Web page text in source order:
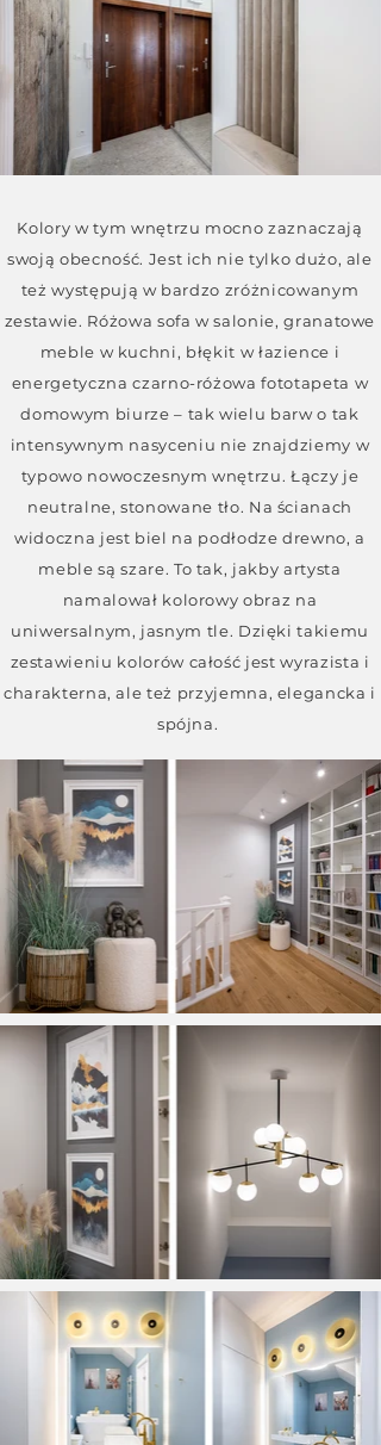
Kolory w tym wnętrzu mocno zaznaczają
swoją obecność. Jest ich nie tylko dużo, ale
też występują w bardzo zróżnicowanym
zestawie. Różowa sofa w salonie, granatowe
meble w kuchni, błękit w łazience i
energetyczna czarno-różowa fototapeta w
domowym biurze – tak wielu barw o tak
intensywnym nasyceniu nie znajdziemy w
typowo nowoczesnym wnętrzu. Łączy je
neutralne, stonowane tło. Na ścianach
widoczna jest biel na podłodze drewno, a
meble są szare. To tak, jakby artysta
namalował kolorowy obraz na
uniwersalnym, jasnym tle. Dzięki takiemu
zestawieniu kolorów całość jest wyrazista i
charakterna, ale też przyjemna, elegancka i
spójna.